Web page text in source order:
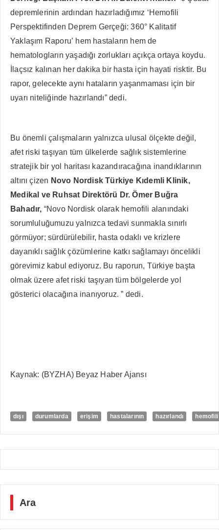
depremlerinin ardından hazırladığımız ‘Hemofili
Perspektifinden Deprem Gerçeği: 360° Kalitatif
Yaklaşım Raporu’ hem hastaların hem de
hematologların yaşadığı zorlukları açıkça ortaya koydu.
İlaçsız kalınan her dakika bir hasta için hayati risktir. Bu
rapor, gelecekte aynı hataların yaşanmaması için bir
uyarı niteliğinde hazırlandı” dedi.
Bu önemli çalışmaların yalnızca ulusal ölçekte değil,
afet riski taşıyan tüm ülkelerde sağlık sistemlerine
stratejik bir yol haritası kazandıracağına inandıklarının
altını çizen Novo Nordisk Türkiye Kıdemli Klinik,
Medikal ve Ruhsat Direktörü Dr. Ömer Buğra
Bahadır, “Novo Nordisk olarak hemofili alanındaki
sorumluluğumuzu yalnızca tedavi sunmakla sınırlı
görmüyor; sürdürülebilir, hasta odaklı ve krizlere
dayanıklı sağlık çözümlerine katkı sağlamayı öncelikli
görevimiz kabul ediyoruz. Bu raporun, Türkiye başta
olmak üzere afet riski taşıyan tüm bölgelerde yol
gösterici olacağına inanıyoruz. ” dedi.
Kaynak: (BYZHA) Beyaz Haber Ajansı
dışı durumlarda erişim hastalarının hazırlandı hemofili
Ara